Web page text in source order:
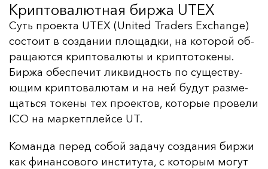
Криптовалютная биржа UTEX
Суть про­ек­та UTEX (United Traders Exchange)
сос­то­ит в соз­да­нии пло­щад­ки, на ко­то­рой об­
ра­ща­ют­ся крип­то­ва­лю­ты и крип­то­то­ке­ны.
Бир­жа обес­пе­чит лик­вид­ность по су­щес­тву­
ющим крип­то­ва­лю­там и на ней бу­дут раз­ме­
щать­ся то­ке­ны тех про­ек­тов, ко­то­рые про­ве­ли
ICO на мар­кет­плей­се UT.
Ко­ман­да пе­ред со­бой за­да­чу соз­да­ния бир­жи
как фи­нан­со­во­го ин­сти­ту­та, с ко­то­рым мо­гут